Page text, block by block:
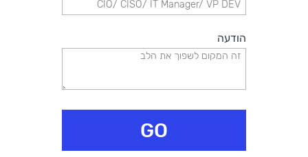
הודעה
GO